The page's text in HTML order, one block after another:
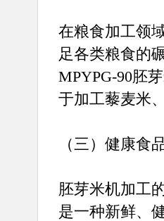
在粮食加工领
足各类粮食的
MPYPG-90胚
于加工藜麦米
（三）健康食
胚芽米机加工
是一种新鲜、